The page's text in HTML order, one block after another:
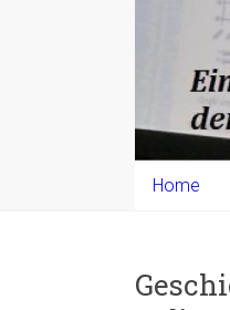
Home